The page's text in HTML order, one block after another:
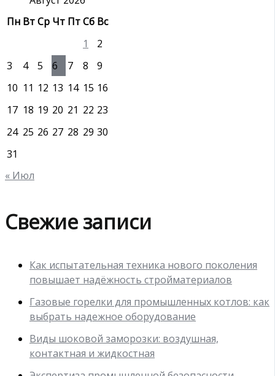
Пн ВтСр Чт ПтСб Вс
1
2
3
4 5 6 7 8
9
10 11 12 13 14 15 16
17 18 19 20 21 22 23
24 25 26 27 28 29 30
31
« Июл
Свежие записи
Как испытательная техника нового поколения
повышает надёжность стройматериалов
Газовые горелки для промышленных котлов: как
выбрать надежное оборудование
Виды шоковой заморозки: воздушная,
контактная и жидкостная